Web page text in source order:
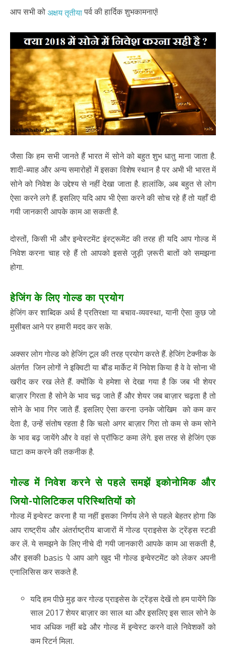
आप सभी कोअक्षय तृतीयापर्व की हार्दिक शुभकामनाएं!
जैसा कि हम सभी जानते हैं भारत में सोने को बहुत शुभ धातु माना जाता है.
शादी-ब्याह और अन्य समारोहों में इसका विशेष स्थान है पर अभी भी भारत में
सोने को निवेश के उद्देश्य से नहीं देखा जाता है. हालांकि, अब बहुत से लोग
ऐसा करने लगे हैं. इसलिए यदि आप भी ऐसा करने की सोच रहे हैं तो यहाँ दी
गयी जानकारी आपके काम आ सकती है.
दोस्तों, किसी भी और इन्वेस्टमेंट इंस्ट्रूमेंट की तरह ही यदि आप गोल्ड में
निवेश करना चाह रहे हैं तो आपको इससे जुड़ी ज़रूरी बातों को समझना
होगा.
हेजिंग के लिए गोल्ड का प्रयोग
हेजिंग कर शाब्दिक अर्थ है प्रतिरक्षा या बचाव-व्यवस्था, यानी ऐसा कुछ जो
मुसीबत आने पर हमारी मदद कर सके.
अक्सर लोग गोल्ड को हेजिंग टूल की तरह प्रयोग करते हैं. हेजिंग टेक्नीक के
अंतर्गत जिन लोगों ने इक्विटी या बौंड मार्केट में निवेश किया है वे वे सोना भी
खरीद कर रख लेते हैं. क्योंकि ये हमेशा से देखा गया है कि जब भी शेयर
बाज़ार गिरता है सोने के भाव चढ़ जाते हैं और शेयर जब बाज़ार चढ़ता है तो
सोने के भाव गिर जाते हैं. इसलिए ऐसा करना उनके जोखिम को कम कर
देता है, उन्हें संतोष रहता है कि चलो अगर बाज़ार गिरा तो कम से कम सोने
के भाव बढ़ जायेंगे और वे वहां से प्रॉफिट कमा लेंगे. इस तरह से हेजिंग एक
घाटा कम करने की तकनीक है.
गोल्ड में निवेश करने से पहले समझें इकोनोमिक और
जियो-पोलिटिकल परिस्थितियों को
गोल्ड में इन्वेस्ट करना है या नहीं इसका निर्णय लेने से पहले बेहतर होगा कि
आप राष्ट्रीय और अंतर्राष्ट्रीय बाजारों में गोल्ड प्राइसेस के ट्रेंड्स स्टडी
कर लें. ये समझने के लिए नीचे दी गयी जानकारी आपके काम आ सकती है,
और इसकी basis पे आप आगे खुद भी गोल्ड इन्वेस्टमेंट को लेकर अपनी
एनालिसिस कर सकते है.
यदि हम पीछे मुड़ कर गोल्ड प्राइसेस के ट्रेंड्स देखें तो हम पायेंगे कि
साल 2017 शेयर बाज़ार का साल था और इसलिए इस साल सोने के
भाव अधिक नहीं बढे और गोल्ड में इन्वेस्ट करने वाले निवेशकों को
कम रिटर्न मिला.